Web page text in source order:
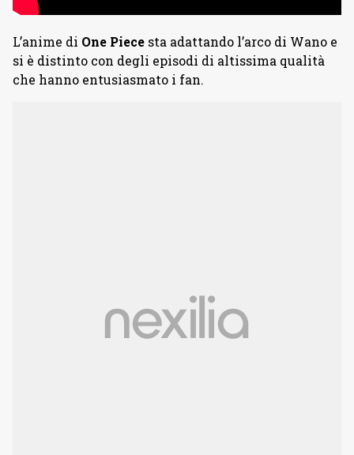
L’anime di One Piece sta adattando l’arco di Wano e
si è distinto con degli episodi di altissima qualità
che hanno entusiasmato i fan.